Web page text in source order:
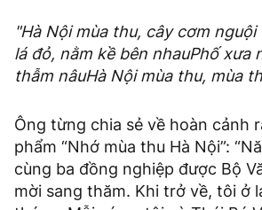
"Hà Nội mùa thu, cây cơm
lá đỏ, nằm kề bên nhauPhố xưa
thẫm nâuHà Nội mùa thu, mùa
Ông từng chia sẻ về hoàn cảnh
phẩm “Nhớ mùa thu Hà Nội”:
cùng ba đồng nghiệp được Bộ
mời sang thăm. Khi trở về, tôi ở